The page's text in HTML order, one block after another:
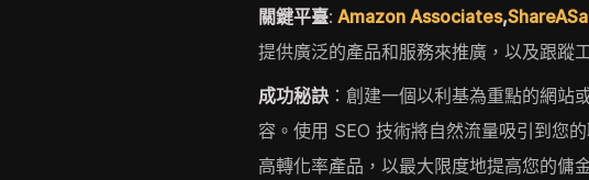
關鍵平臺: Amazon Associates,
提供廣泛的產品和服務來推廣，以及跟蹤
成功秘訣 ：創建一個以利基為重點的網站
容。使用 SEO 技術將自然流量吸引到您
高轉化率產品，以最大限度地提高您的傭